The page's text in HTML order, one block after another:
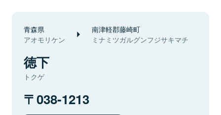
青森県
アオモリケン
南津軽郡藤崎町
ミナミツガルグンフジサキマチ
徳下
トクゲ
038-1213